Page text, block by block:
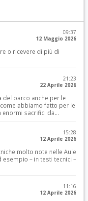
09:37
12 Maggio 2026
o ricevere di più di
21:23
22 Aprile 2026
del parco anche per le
abbiamo fatto per le
enormi sacrifici da...
15:28
12 Aprile 2026
molto note nelle Aule
– in testi tecnici –
11:16
12 Aprile 2026